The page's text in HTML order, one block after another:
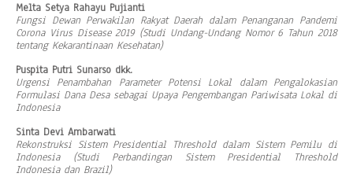
Melta Setya Rahayu Pujianti
Fungsi Dewan Perwakilan Rakyat Daerah dalam Penanganan Pandemi
Corona Virus Disease 2019 (Studi Undang-Undang Nomor 6 Tahun 2018
tentang Kekarantinaan Kesehatan)
Puspita Putri Sunarso dkk.
Urgensi Penambahan Parameter Potensi Lokal dalam Pengalokasian
Formulasi Dana Desa sebagai Upaya Pengembangan Pariwisata Lokal di
Indonesia
Sinta Devi Ambarwati
Rekonstruksi Sistem Presidential Threshold dalam Sistem Pemilu di
Indonesia (Studi Perbandingan Sistem Presidential Threshold
Indonesia dan Brazil)